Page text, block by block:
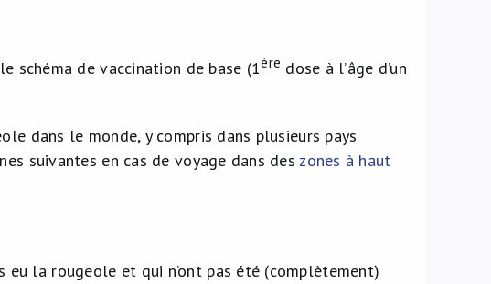
schéma de vaccination de base (1ère dose à l’âge d’un
dans le monde, y compris dans plusieurs pays
suivantes en cas de voyage dans des zones à haut
eu la rougeole et qui n’ont pas été (complètement)